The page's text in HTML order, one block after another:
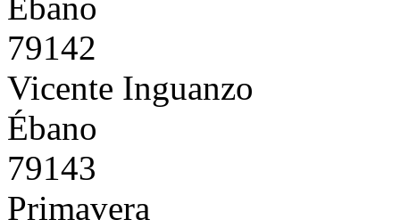
Ébano
79142
Vicente Inguanzo
Ébano
79143
Primavera